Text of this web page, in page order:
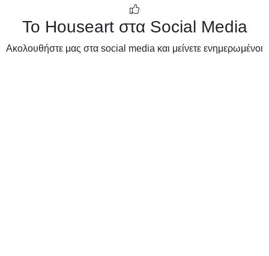
Το Houseart στα Social Media
Ακολουθήστε μας στα social media και μείνετε ενημερωμένοι